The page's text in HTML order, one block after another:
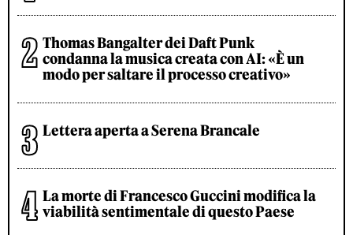
Thomas Bangalter dei Daft Punk
condanna la musica creata con AI: «È un
modo per saltare il processo creativo»
Lettera aperta a Serena Brancale
La morte di Francesco Guccini modifica la
viabilità sentimentale di questo Paese